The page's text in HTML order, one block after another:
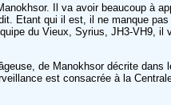
Il va avoir beaucoup à
Etant qui il est, il ne manque
du Vieux, Syrius, JH3-VH9,
de Manokhsor décrite
est consacrée à la